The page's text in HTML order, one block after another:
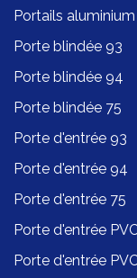
Portails
Porte blindée 93
Porte blindée 94
Porte blindée 75
Porte d'entrée 93
Porte d'entrée 94
Porte d'entrée 75
Porte d'entrée
Porte d'entrée